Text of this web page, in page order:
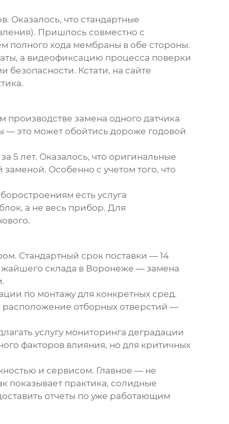
Оказалось, что стандартные
Пришлось совместно с
полного хода мембраны в обе стороны.
а видеофиксацию процесса поверки
Кстати, на сайте
производстве замена одного датчика
— это может обойтись дороже годовой
5 лет. Оказалось, что оригинальные
Особенно с учетом того, что
есть услуга
а не весь прибор. Для
Стандартный срок поставки — 14
склада в Воронеже — замена
по монтажу для конкретных сред.
отборных отверстий —
услугу мониторинга деградации
факторов влияния, но для критичных
и сервисом. Главное — не
показывает практика, солидные
отчеты по уже работающим